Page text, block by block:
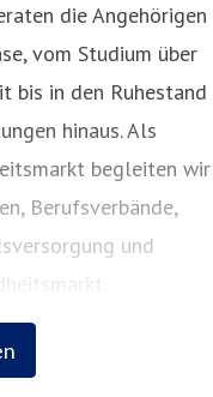
die Angehörigen
vom Studium über
bis in den Ruhestand
hinaus. Als
begleiten wir
Berufsverbände,
und